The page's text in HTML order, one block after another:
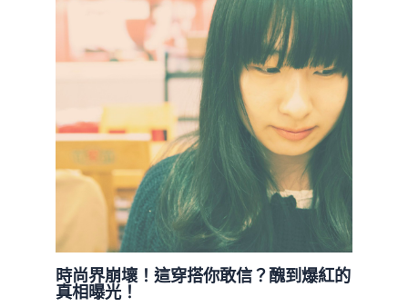
時尚界崩壞！這穿搭你敢信？醜到爆紅的
真相曝光！